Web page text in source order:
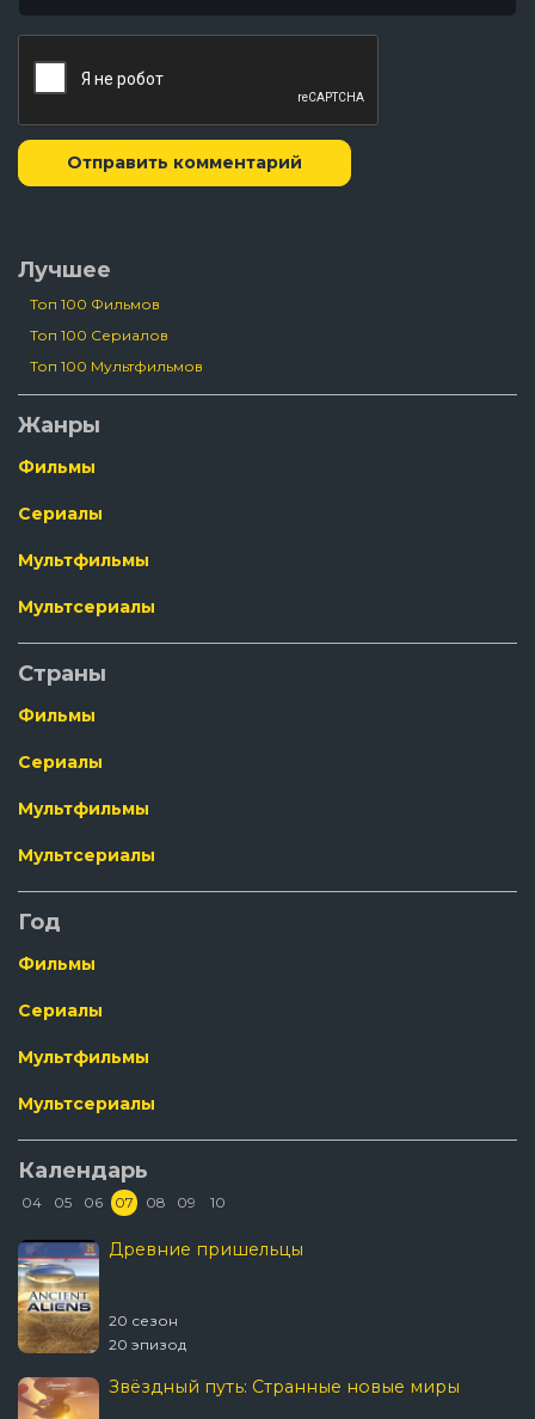
Отправить комментарий
Лучшее
Топ 100 Фильмов
Топ 100 Сериалов
Топ 100 Мультфильмов
Жанры
Фильмы
Сериалы
Мультфильмы
Мультсериалы
Страны
Фильмы
Сериалы
Мультфильмы
Мультсериалы
Год
Фильмы
Сериалы
Мультфильмы
Мультсериалы
Календарь
04 05 06 07 08 09 10
Древние пришельцы
20 сезон
20 эпизод
Звёздный путь: Странные новые миры